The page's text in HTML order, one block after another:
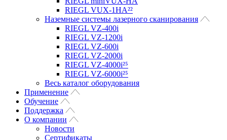
RIEGL VUX-1HA²²
Наземные системы лазерного сканирования
RIEGL VZ-400i
RIEGL VZ-1200i
RIEGL VZ-600i
RIEGL VZ-2000i
RIEGL VZ-4000i²⁵
RIEGL VZ-6000i²⁵
Весь каталог оборудования
Применение
Обучение
Поддержка
О компании
Новости
Сертификаты